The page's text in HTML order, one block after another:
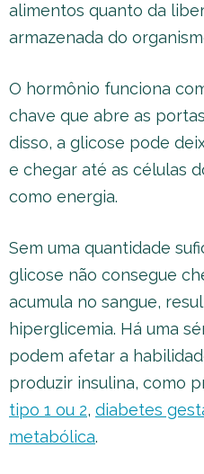
alimentos quanto da
armazenada do
O hormônio funciona
chave que abre as
disso, a glicose pode
e chegar até as células
como energia.
Sem uma quantidade
glicose não consegue
acumula no sangue,
hiperglicemia. Há uma
podem afetar a
produzir insulina, como
tipo 1 ou 2, diabetes
metabólica.